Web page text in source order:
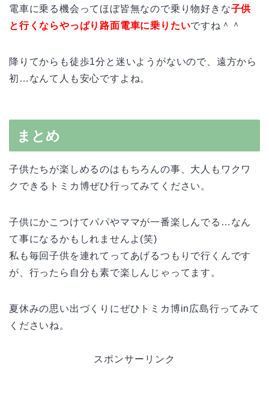
電車に乗る機会ってほぼ皆無なので乗り物好きな子供
と行くならやっぱり路面電車に乗りたいですね＾＾
降りてからも徒歩1分と迷いようがないので、遠方から
初…なんて人も安心ですよね。
まとめ
子供たちが楽しめるのはもちろんの事、大人もワクワ
クできるトミカ博ぜひ行ってみてください。
子供にかこつけてパパやママが一番楽しんでる…なん
て事になるかもしれませんよ(笑)
私も毎回子供を連れてってあげるつもりで行くんです
が、行ったら自分も素で楽しんじゃってます。
夏休みの思い出づくりにぜひトミカ博in広島行ってみて
くださいね。
スポンサーリンク